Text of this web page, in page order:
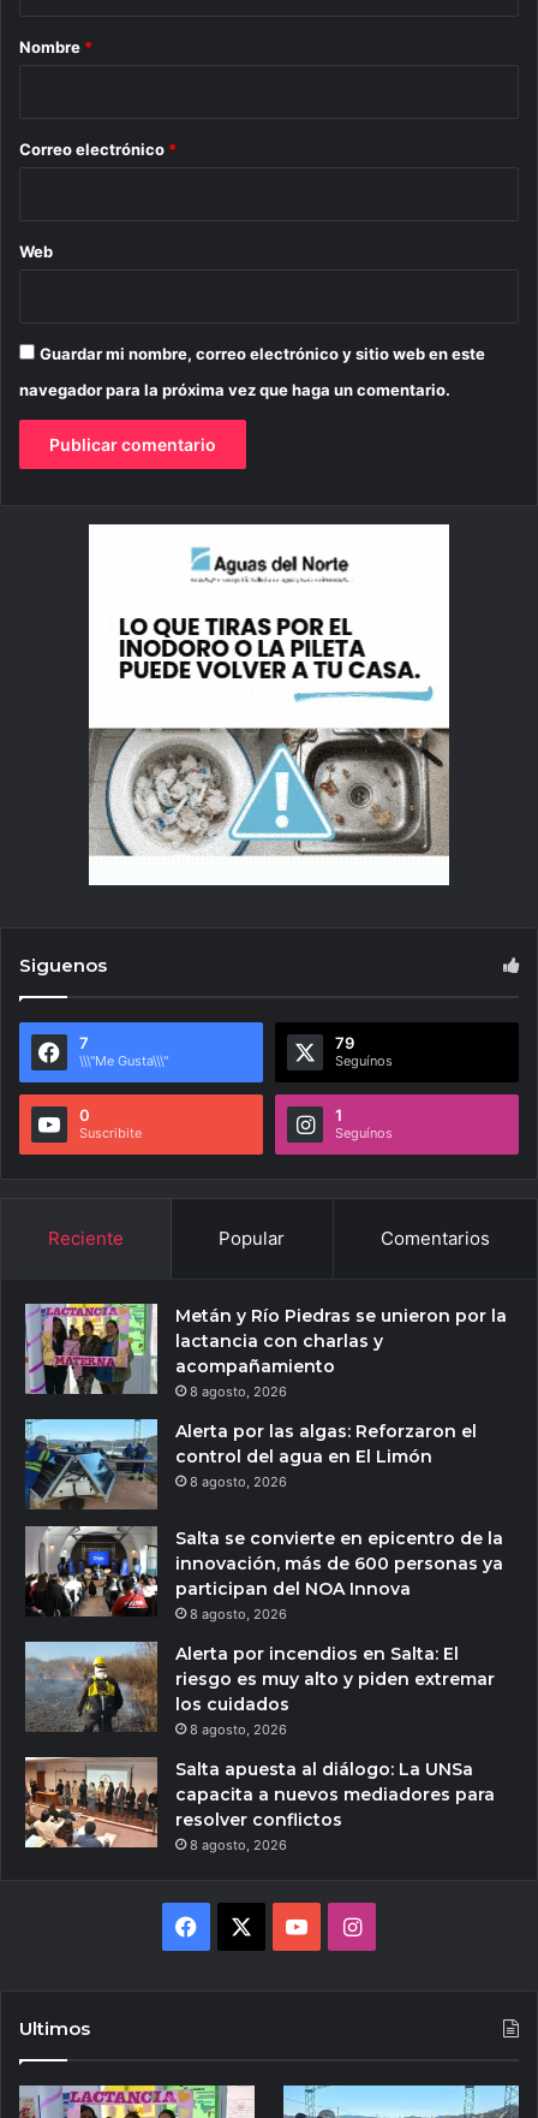
r
*
Nombre *
Correo electrónico *
Web
Guardar mi nombre, correo electrónico y sitio web en este
navegador para la próxima vez que haga un comentario.
Siguenos
7
\\\"Me Gusta\\\"
79
Seguínos
0
Suscribite
1
Seguínos
Reciente Popular Comentarios
Metán y Río Piedras se unieron por la
lactancia con charlas y
acompañamiento
8 agosto, 2026
Alerta por las algas: Reforzaron el
control del agua en El Limón
8 agosto, 2026
Salta se convierte en epicentro de la
innovación, más de 600 personas ya
participan del NOA Innova
8 agosto, 2026
Alerta por incendios en Salta: El
riesgo es muy alto y piden extremar
los cuidados
8 agosto, 2026
Salta apuesta al diálogo: La UNSa
capacita a nuevos mediadores para
resolver conflictos
8 agosto, 2026
Facebook YouTubeInstagram
Ultimos